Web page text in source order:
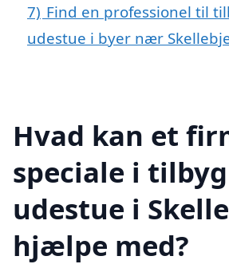
7) Find en professionel til
udestue i byer nær
Hvad kan et
speciale i
udestue i
hjælpe med?